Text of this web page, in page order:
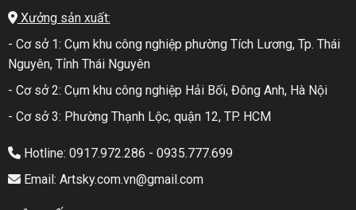
Xưởng sản xuất:
- Cơ sở 1: Cụm khu công nghiệp phường Tích Lương, Tp. Thái
Nguyên, Tỉnh Thái Nguyên
- Cơ sở 2: Cụm khu công nghiệp Hải Bối, Đông Anh, Hà Nội
- Cơ sở 3: Phường Thạnh Lộc, quận 12, TP. HCM
Hotline: 0917.972.286 - 0935.777.699
Email: Artsky.com.vn@gmail.com